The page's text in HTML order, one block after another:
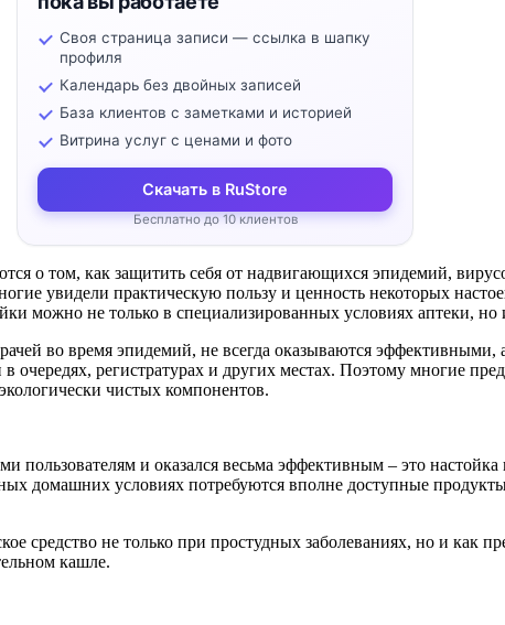
Своя страница записи — ссылка в шапку
профиля
Календарь без двойных записей
База клиентов с заметками и историей
Витрина услуг с ценами и фото
Скачать в RuStore
Бесплатно до 10 клиентов
о том, как защитить себя от надвигающихся эпидемий,
увидели практическую пользу и ценность некоторых
можно не только в специализированных условиях аптеки,
во время эпидемий, не всегда оказываются эффективными,
регистратурах и других местах. Поэтому многие
чистых компонентов.
и оказался весьма эффективным – это
домашних условиях потребуются вполне доступные
средство не только при простудных заболеваниях, но и как
кашле.